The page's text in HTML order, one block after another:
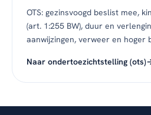
OTS: gezinsvoogd beslist mee,
(art. 1:255 BW), duur en
aanwijzingen, verweer en hoger
Naar ondertoezichtstelling (ots)